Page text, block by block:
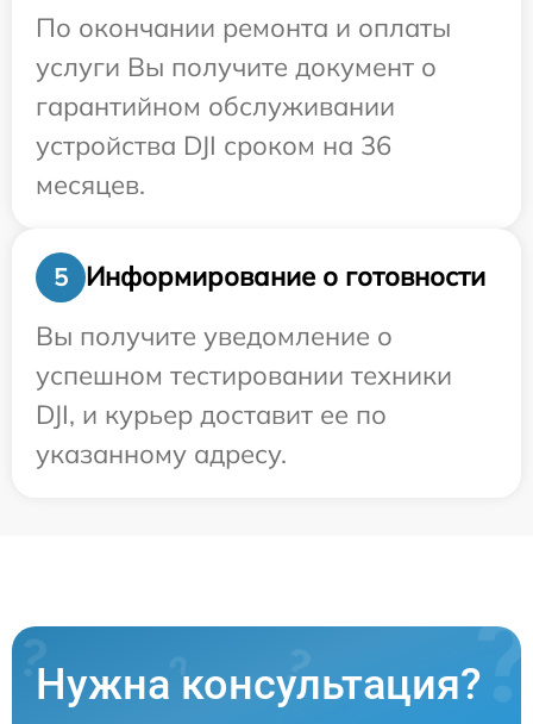
По окончании ремонта и оплаты
услуги Вы получите документ о
гарантийном обслуживании
устройства DJI сроком на 36
месяцев.
5
Информирование о готовности
Вы получите уведомление о
успешном тестировании техники
DJI, и курьер доставит ее по
указанному адресу.
Нужна консультация?